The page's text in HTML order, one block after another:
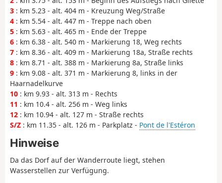
3 : km 5.23 - alt. 404 m - Kreuzung Weg/Straße
4 : km 5.54 - alt. 447 m - Treppe nach oben
5 : km 5.63 - alt. 465 m - Ende der Treppe
6 : km 6.38 - alt. 540 m - Markierung 18, Weg rechts
7 : km 8.36 - alt. 409 m - Markierung 18a, Straße rechts
8 : km 8.71 - alt. 388 m - Markierung 8a, Straße links
9 : km 9.08 - alt. 371 m - Markierung 8, links in der
Haarnadelkurve
10 : km 9.93 - alt. 313 m - Rechts
11 : km 10.4 - alt. 256 m - Weg links
12 : km 10.94 - alt. 127 m - Straße rechts
S/Z : km 11.35 - alt. 126 m - Parkplatz - Pont de l'Estéron
Hinweise
Da das Dorf auf der Wanderroute liegt, stehen
Wasserstellen zur Verfügung.